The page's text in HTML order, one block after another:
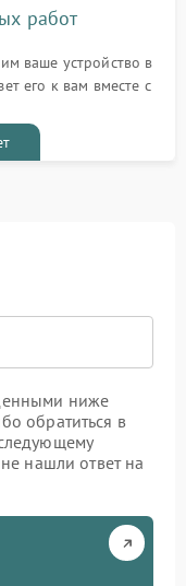
работ
ваше устройство в
его к вам вместе с
ниже
обратиться в
нашли ответ на